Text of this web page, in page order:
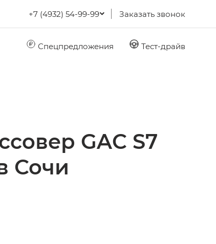
+7 (4932) 54-99-99 Заказать звонок
Спецпредложения Тест-драйв
GAC S7
Сочи